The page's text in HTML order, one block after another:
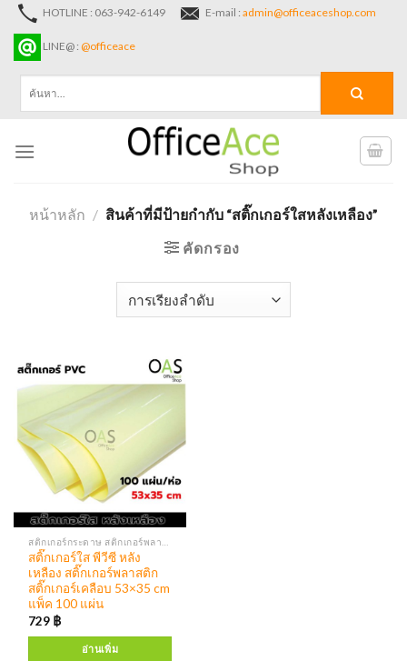
Skip
content
HOTLINE : 063-942-6149 E-mail : admin@officeaceshop.com
LINE@ : @officeace
หน้าหลัก / สินค้าที่มีป้ายกำกับ “สติ๊กเกอร์ใสหลังเหลือง”
คัดกรอง
สติกเกอร์กระดาษ สติกเกอร์พลาสติก
สติ๊กเกอร์ใส พีวีซี หลัง
เหลือง สติ๊กเกอร์พลาสติก
สติ๊กเกอร์เคลือบ 53×35 cm
แพ็ค 100 แผ่น
729 ฿
อ่านเพิ่ม